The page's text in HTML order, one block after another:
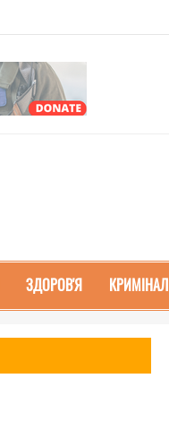
ЗДОРОВ'Я КРИМІНАЛ